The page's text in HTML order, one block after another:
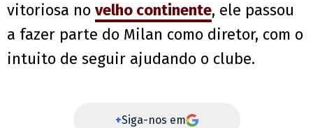
vitoriosa no velho continente, ele passou
a fazer parte do Milan como diretor, com o
intuito de seguir ajudando o clube.
+Siga-nos em